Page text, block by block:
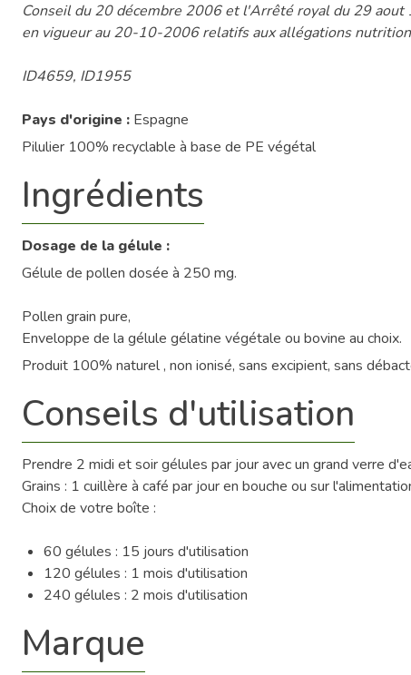
Conseil du 20 décembre 2006 et l'Arrêté royal du 29
en vigueur au 20-10-2006 relatifs aux allégations
ID4659, ID1955
Pays d'origine : Espagne
Pilulier 100% recyclable à base de PE végétal
Ingrédients
Dosage de la gélule :
Gélule de pollen dosée à 250 mg.
Pollen grain pure,
Enveloppe de la gélule gélatine végétale ou bovine au choix.
Produit 100% naturel , non ionisé, sans excipient, sans
Conseils d'utilisation
Prendre 2 midi et soir gélules par jour avec un grand verre
Grains : 1 cuillère à café par jour en bouche ou sur
Choix de votre boîte :
60 gélules : 15 jours d'utilisation
120 gélules : 1 mois d'utilisation
240 gélules : 2 mois d'utilisation
Marque